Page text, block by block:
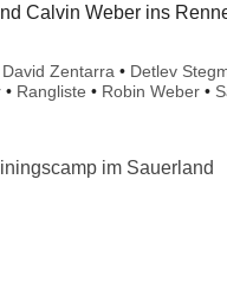
Calvin Weber ins
David Zentarra • Detlev
• Rangliste • Robin Weber •
im Sauerland